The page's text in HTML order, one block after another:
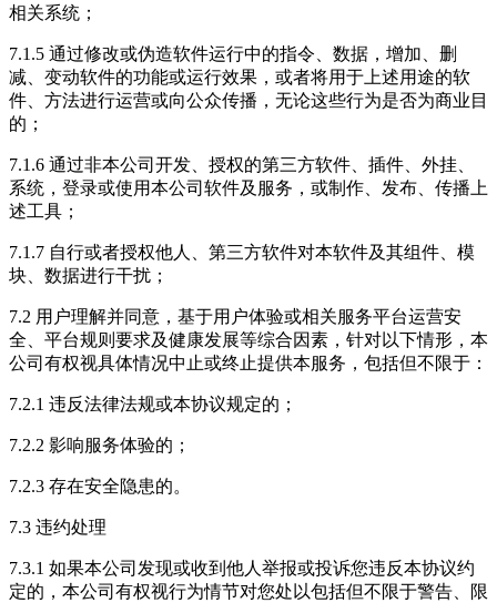
相关系统；
7.1.5 通过修改或伪造软件运行中的指令、数据，增加、删
减、变动软件的功能或运行效果，或者将用于上述用途的软
件、方法进行运营或向公众传播，无论这些行为是否为商业目
的；
7.1.6 通过非本公司开发、授权的第三方软件、插件、外挂、
系统，登录或使用本公司软件及服务，或制作、发布、传播上
述工具；
7.1.7 自行或者授权他人、第三方软件对本软件及其组件、模
块、数据进行干扰；
7.2 用户理解并同意，基于用户体验或相关服务平台运营安
全、平台规则要求及健康发展等综合因素，针对以下情形，本
公司有权视具体情况中止或终止提供本服务，包括但不限于：
7.2.1 违反法律法规或本协议规定的；
7.2.2 影响服务体验的；
7.2.3 存在安全隐患的。
7.3 违约处理
7.3.1 如果本公司发现或收到他人举报或投诉您违反本协议约
定的，本公司有权视行为情节对您处以包括但不限于警告、限